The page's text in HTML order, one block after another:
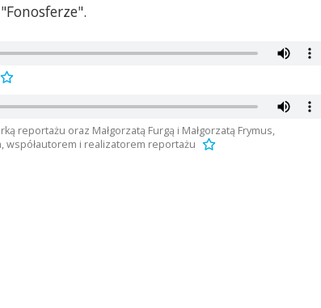
reportażu oraz Małgorzatą Furgą i Małgorzatą Frymus,
współautorem i realizatorem reportażu